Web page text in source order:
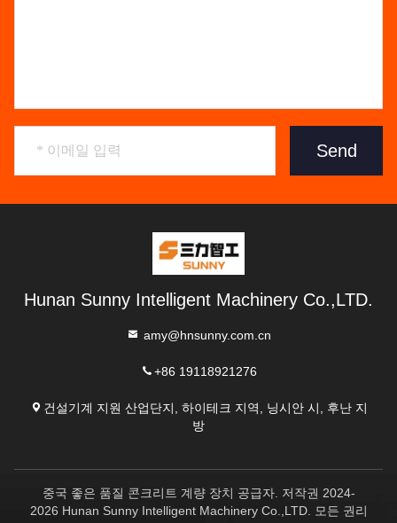
Send
Hunan Sunny Intelligent Machinery Co.,LTD.
amy@hnsunny.com.cn
+86 19118921276
건설기계 지원 산업단지, 하이테크 지역, 닝시안 시, 후난 지
방
중국 좋은 품질 콘크리트 계량 장치 공급자. 저작권 2024-
2026 Hunan Sunny Intelligent Machinery Co.,LTD. 모든 권리